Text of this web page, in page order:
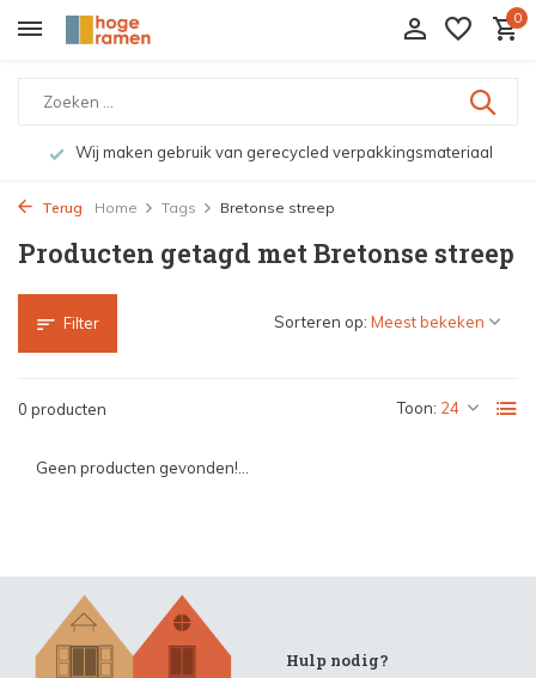
0
Wij maken gebruik van gerecycled verpakkingsmateriaal
Terug Home Tags Bretonse streep
Producten getagd met Bretonse streep
Filter
0 producten Toon:
Sorteren op:
Geen producten gevonden!...
Hulp nodig?